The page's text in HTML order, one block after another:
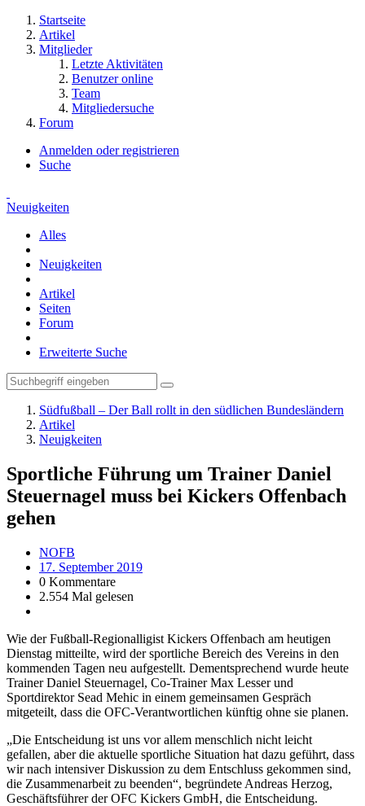
Startseite
Artikel
Mitglieder
Letzte Aktivitäten
Benutzer online
Team
Mitgliedersuche
Forum
Anmelden oder registrieren
Suche
Neuigkeiten
Alles
Neuigkeiten
Artikel
Seiten
Forum
Erweiterte Suche
Südfußball – Der Ball rollt in den südlichen Bundesländern
Artikel
Neuigkeiten
Sportliche Führung um Trainer Daniel
Steuernagel muss bei Kickers Offenbach
gehen
NOFB
17. September 2019
0 Kommentare
2.554 Mal gelesen
Wie der Fußball-Regionalligist Kickers Offenbach am heutigen
Dienstag mitteilte, wird der sportliche Bereich des Vereins in den
kommenden Tagen neu aufgestellt. Dementsprechend wurde heute
Trainer Daniel Steuernagel, Co-Trainer Max Lesser und
Sportdirektor Sead Mehic in einem gemeinsamen Gespräch
mitgeteilt, dass die OFC-Verantwortlichen künftig ohne sie planen.
„Die Entscheidung ist uns vor allem menschlich nicht leicht
gefallen, aber die aktuelle sportliche Situation hat dazu geführt, dass
wir nach intensiver Diskussion zu dem Entschluss gekommen sind,
die Zusammenarbeit zu beenden“, begründete Andreas Herzog,
Geschäftsführer der OFC Kickers GmbH, die Entscheidung.